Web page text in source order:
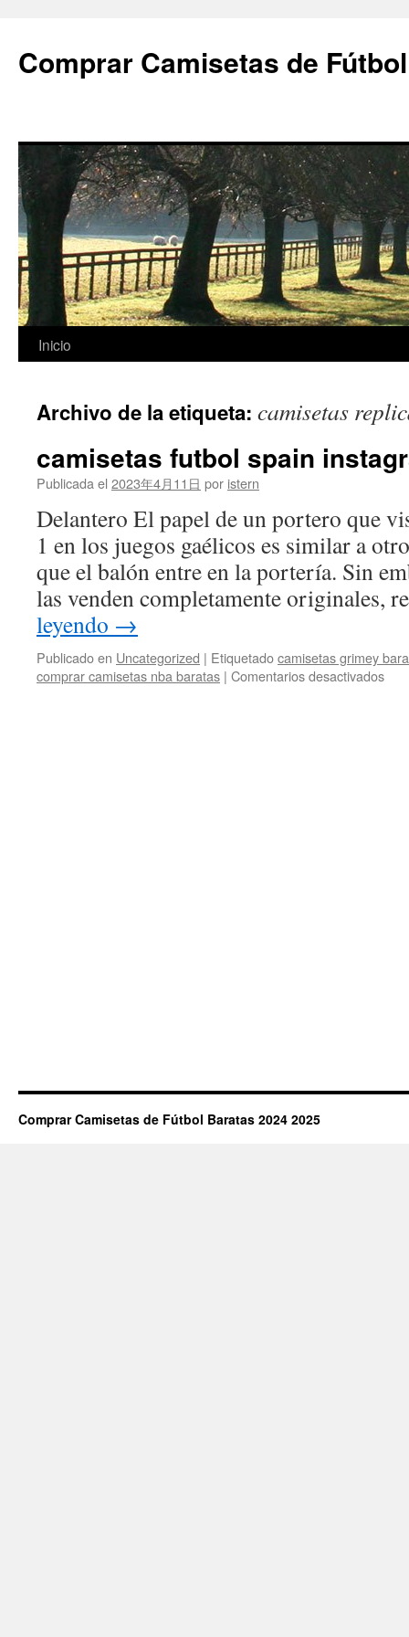
Comprar Camisetas de
Saltar
contenido
Inicio
Archivo de la etiqueta: camisetas
camisetas futbol spain
Publicada el 2023年4月11日 por istern
Delantero El papel de un portero que
1 en los juegos gaélicos es similar a
que el balón entre en la portería. Sin
las venden completamente originales,
leyendo →
Publicado en Uncategorized | Etiquetadocamisetas grimey
comprar camisetas nba baratas | Comentarios desactivadosen
Comprar Camisetas de Fútbol Baratas 2024 2025